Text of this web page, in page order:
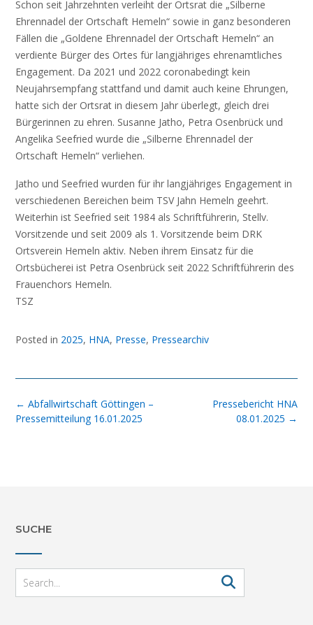
Schon seit Jahrzehnten verleiht der Ortsrat die „Silberne
Ehrennadel der Ortschaft Hemeln“ sowie in ganz besonderen
Fällen die „Goldene Ehrennadel der Ortschaft Hemeln“ an
verdiente Bürger des Ortes für langjähriges ehrenamtliches
Engagement. Da 2021 und 2022 coronabedingt kein
Neujahrsempfang stattfand und damit auch keine Ehrungen,
hatte sich der Ortsrat in diesem Jahr überlegt, gleich drei
Bürgerinnen zu ehren. Susanne Jatho, Petra Osenbrück und
Angelika Seefried wurde die „Silberne Ehrennadel der
Ortschaft Hemeln“ verliehen.
Jatho und Seefried wurden für ihr langjähriges Engagement in
verschiedenen Bereichen beim TSV Jahn Hemeln geehrt.
Weiterhin ist Seefried seit 1984 als Schriftführerin, Stellv.
Vorsitzende und seit 2009 als 1. Vorsitzende beim DRK
Ortsverein Hemeln aktiv. Neben ihrem Einsatz für die
Ortsbücherei ist Petra Osenbrück seit 2022 Schriftführerin des
Frauenchors Hemeln.
TSZ
Posted in 2025, HNA, Presse, Pressearchiv
Post
navigation
Pressebericht HNA
08.01.2025 →
← Abfallwirtschaft Göttingen –
Pressemitteilung 16.01.2025
SUCHE